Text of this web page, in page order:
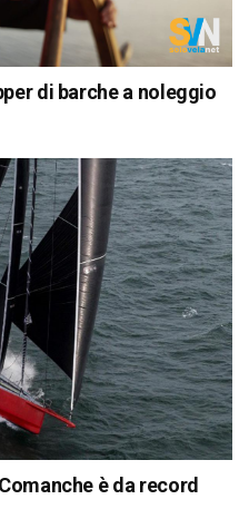
di barche a noleggio
è da record